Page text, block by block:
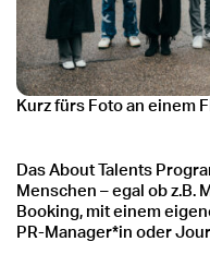
Kurz fürs Foto an einem
Das About Talents
Menschen – egal ob z.B.
Booking, mit einem
PR-Manager*in oder